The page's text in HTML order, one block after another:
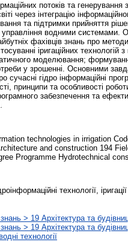
потоків та
через інтеграцію
та підтримки прийняття
водними системами.
фахівців знань про
іригаційних технологій
моделювання;
у зрошенні. Основними
сучасні гідро інформаційні
принципи та особливості
забезпечення та
technologies in irrigation
and construction 194
Programme Hydrotechnical
технології, іригації
> 19 Архітектура та
> 19 Архітектура та
технології